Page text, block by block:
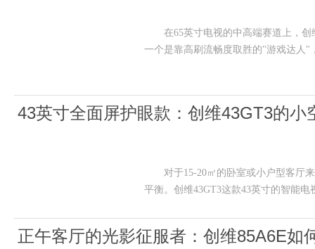
在65英寸电视的中高端赛道上，创维
一个是靠高刷流畅度取胜的"游戏达人"
43英寸全面屏护眼款：创维43GT3的小
对于15-20㎡的卧室或小户型客厅来
平衡。创维43GT3这款43英寸的智能电
正午客厅的光影征服者：创维85A6E如